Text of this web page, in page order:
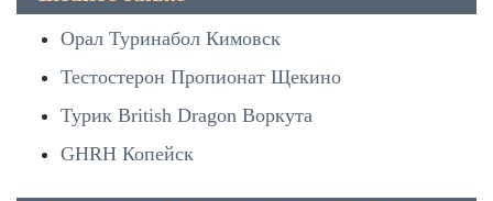
Орал Туринабол Кимовск
Тестостерон Пропионат Щекино
Турик British Dragon Воркута
GHRH Копейск